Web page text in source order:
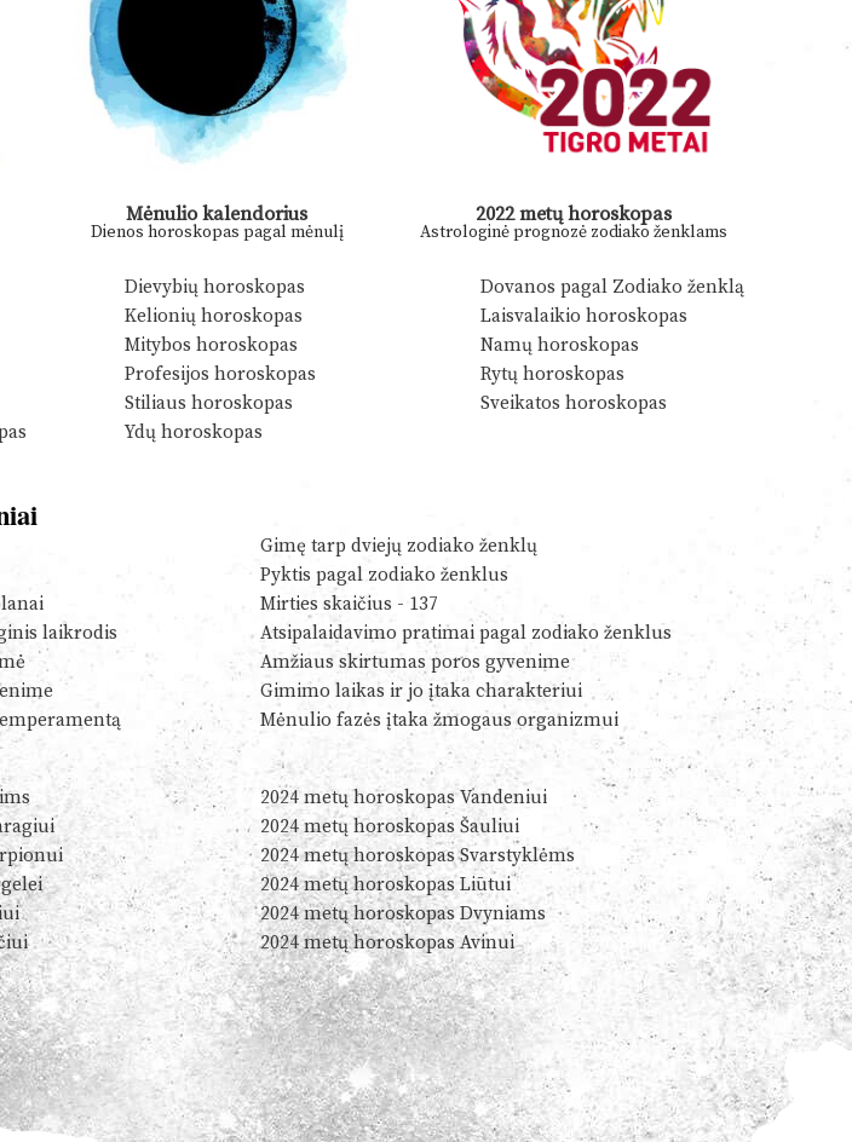
Mėnulio kalendorius
Dienos horoskopas pagal mėnulį
2022 metų horoskopas
Astrologinė prognozė zodiako ženklams
Dievybių horoskopas
Dovanos pagal Zodiako ženklą
Kelionių horoskopas
Laisvalaikio horoskopas
Mitybos horoskopas
Namų horoskopas
Profesijos horoskopas
Rytų horoskopas
Stiliaus horoskopas
Sveikatos horoskopas
Ydų horoskopas
Gimę tarp dviejų zodiako ženklų
Pyktis pagal zodiako ženklus
Mirties skaičius - 137
laikrodis
Atsipalaidavimo pratimai pagal zodiako ženklus
Amžiaus skirtumas poros gyvenime
Gimimo laikas ir jo įtaka charakteriui
Mėnulio fazės įtaka žmogaus organizmui
2024 metų horoskopas Vandeniui
2024 metų horoskopas Šauliui
2024 metų horoskopas Svarstyklėms
2024 metų horoskopas Liūtui
2024 metų horoskopas Dvyniams
2024 metų horoskopas Avinui